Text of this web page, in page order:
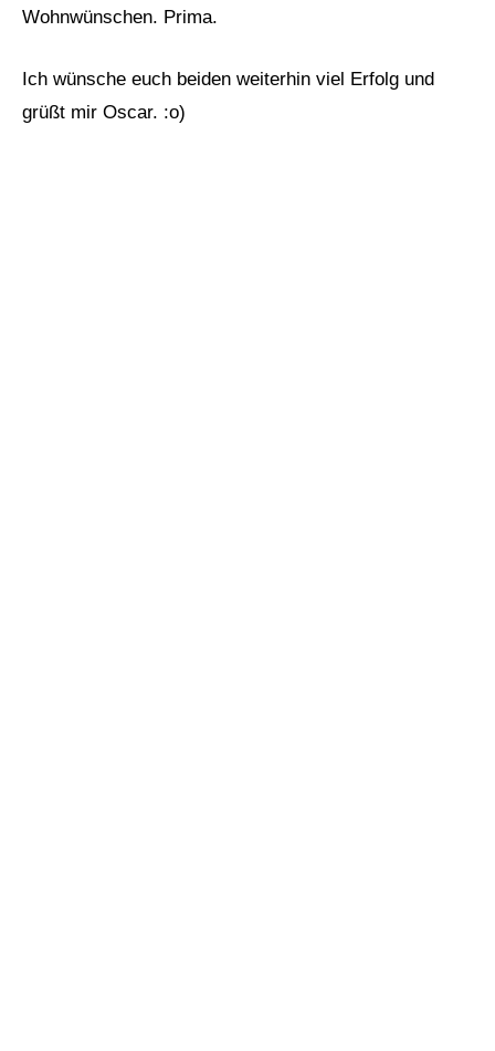
Wohnwünschen. Prima.
Ich wünsche euch beiden weiterhin viel Erfolg und
grüßt mir Oscar. :o)